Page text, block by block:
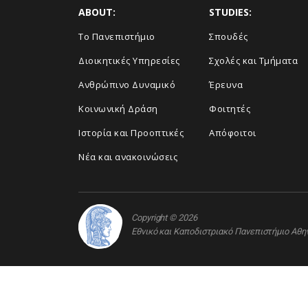
ABOUT:
Το Πανεπιστήμιο
Διοικητικές Υπηρεσίες
Ανθρώπινο Δυναμικό
Κοινωνική Δράση
Ιστορία και Προοπτικές
Νέα και ανακοινώσεις
STUDIES:
Σπουδές
Σχολές και Τμήματα
Έρευνα
Φοιτητές
Απόφοιτοι
Copyright © 2026
Εθνικό και Καποδιστριακό Πανεπιστήμιο